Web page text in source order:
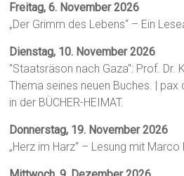
Freitag, 6. November 2026
„Der Grimm des Lebens“ – Ein
Dienstag, 10. November 2026
"Staatsräson nach Gaza": Prof. Dr.
Thema seines neuen Buches. |
in der BÜCHER-HEIMAT.
Donnerstag, 19. November 2026
„Herz im Harz“ – Lesung mit